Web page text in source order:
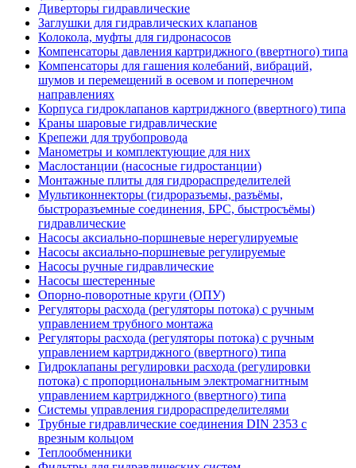
Диверторы гидравлические
Заглушки для гидравлических клапанов
Колокола, муфты для гидронасосов
Компенсаторы давления картриджного (ввертного) типа
Компенсаторы для гашения колебаний, вибраций,
шумов и перемещений в осевом и поперечном
направлениях
Корпуса гидроклапанов картриджного (ввертного) типа
Краны шаровые гидравлические
Крепежи для трубопровода
Манометры и комплектующие для них
Маслостанции (насосные гидростанции)
Монтажные плиты для гидрораспределителей
Мультиконнекторы (гидроразъемы, разъёмы,
быстроразъемные соединения, БРС, быстросъёмы)
гидравлические
Насосы аксиально-поршневые нерегулируемые
Насосы аксиально-поршневые регулируемые
Насосы ручные гидравлические
Насосы шестеренные
Опорно-поворотные круги (ОПУ)
Регуляторы расхода (регуляторы потока) с ручным
управлением трубного монтажа
Регуляторы расхода (регуляторы потока) с ручным
управлением картриджного (ввертного) типа
Гидроклапаны регулировки расхода (регулировки
потока) с пропорциональным электромагнитным
управлением картриджного (ввертного) типа
Системы управления гидрораспределителями
Трубные гидравлические соединения DIN 2353 с
врезным кольцом
Теплообменники